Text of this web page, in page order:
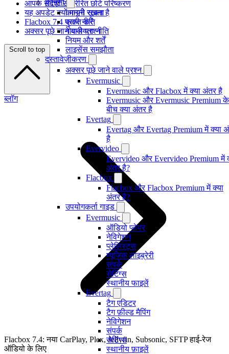
कानूनी
कानूनी सूचना
कुकी नीति
गोपनीयता नीति
नियम और शर्तें
लाइसेंस समझौता
दस्तावेज़ीकरण
अक्सर पूछे जाने वाले प्रश्न
Evermusic
Evermusic और Flacbox में क्या अंतर है
Evermusic और Evermusic Premium के
बीच क्या अंतर है
Evertag
Evertag और Evertag Premium में क्या
है
Evervideo
Evervideo और Evervideo Premium में
अंतर है?
Flacbox
Flacbox और Flacbox Premium में क्या
अंतर है?
उपयोगकर्ता गाइड
Evermusic
ऑडियो प्लेयर
नेविगेशन
प्लेलिस्ट्स
म्यूजिक लाइब्रेरी
संपर्क
सेटिंग्स
स्थानीय फाइलें
Evertag
टैग एडिटर
टैग फ़ील्ड मैपिंग
नेविगेशन
संपर्क
सेटिंग्स
स्थानीय फ़ाइलें
आपके संदेशों से प्रेरित छोटे परिष्करण
यह अपडेट क्यों मायने रखता है
Flacbox 7.4 प्राप्त करें
अक्सर पूछे जाने वाले प्रश्न
Scroll to top
ब्लॉग
Flacbox 7.4: नया CarPlay, Plex, Jellyfin, Subsonic, SFTP हाई-रेज
ऑडियो के लिए